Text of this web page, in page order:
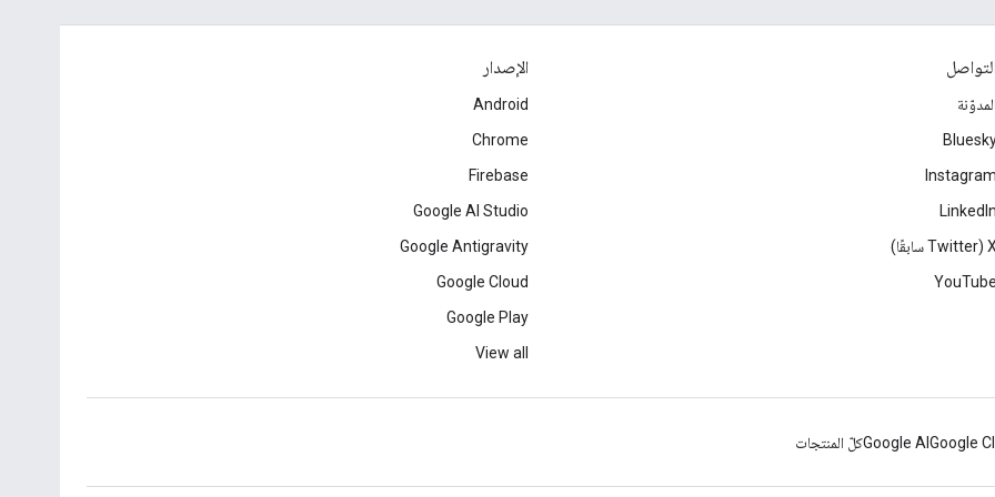
التواصل
المدوّنة
Instagram
LinkedIn
‫X ‏(Twitter سابقًا)
YouTube
الإصدار
Android
Chrome
Firebase
Google AI Studio
Google Antigravity
Google Cloud
Google Play
View all
Google
Google AIكلّ المنتجات